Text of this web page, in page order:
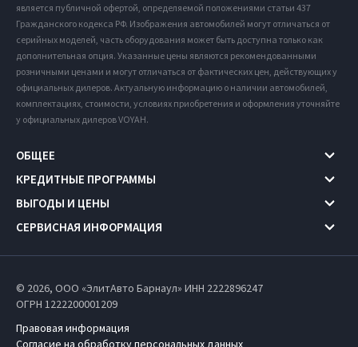
является публичной офертой, определяемой положениями статьи 437
Гражданского кодекса РФ. Изображения автомобилей могут отличаться от
серийных моделей, часть оборудования может быть доступна только как
дополнительная опция. Указанные цены являются рекомендованными
розничными ценами и могут отличаться от фактических цен, действующих у
официальных дилеров. Актуальную информацию о наличии автомобилей,
комплектациях, стоимости, условиях приобретения и оформления уточняйте
у официальных дилеров VOYAH.
ОБЩЕЕ
КРЕДИТНЫЕ ПРОГРАММЫ
ВЫГОДЫ И ЦЕНЫ
СЕРВИСНАЯ ИНФОРМАЦИЯ
© 2026, ООО «ЭлитАвто Барнаул» ИНН 2222896247
ОГРН 1222200001209
Правовая информация
Согласие на обработку персональных данных